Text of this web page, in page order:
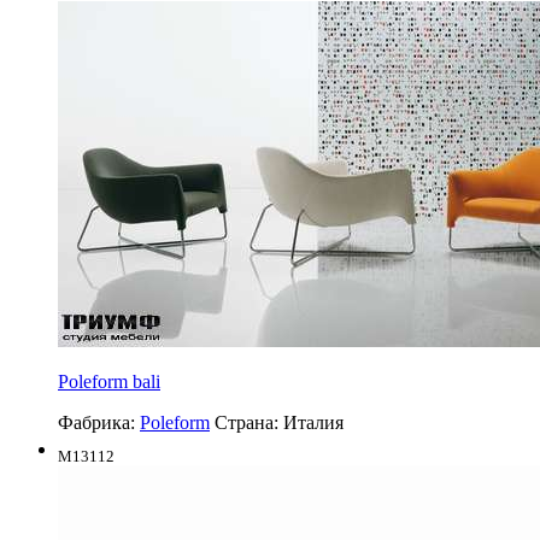
Poleform bali
Фабрика: Poleform Страна: Италия
M13112